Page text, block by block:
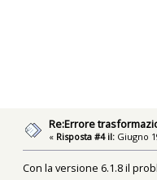
Re:Errore
« Risposta #4 il: Giugno
Con la versione 6.1.8 il